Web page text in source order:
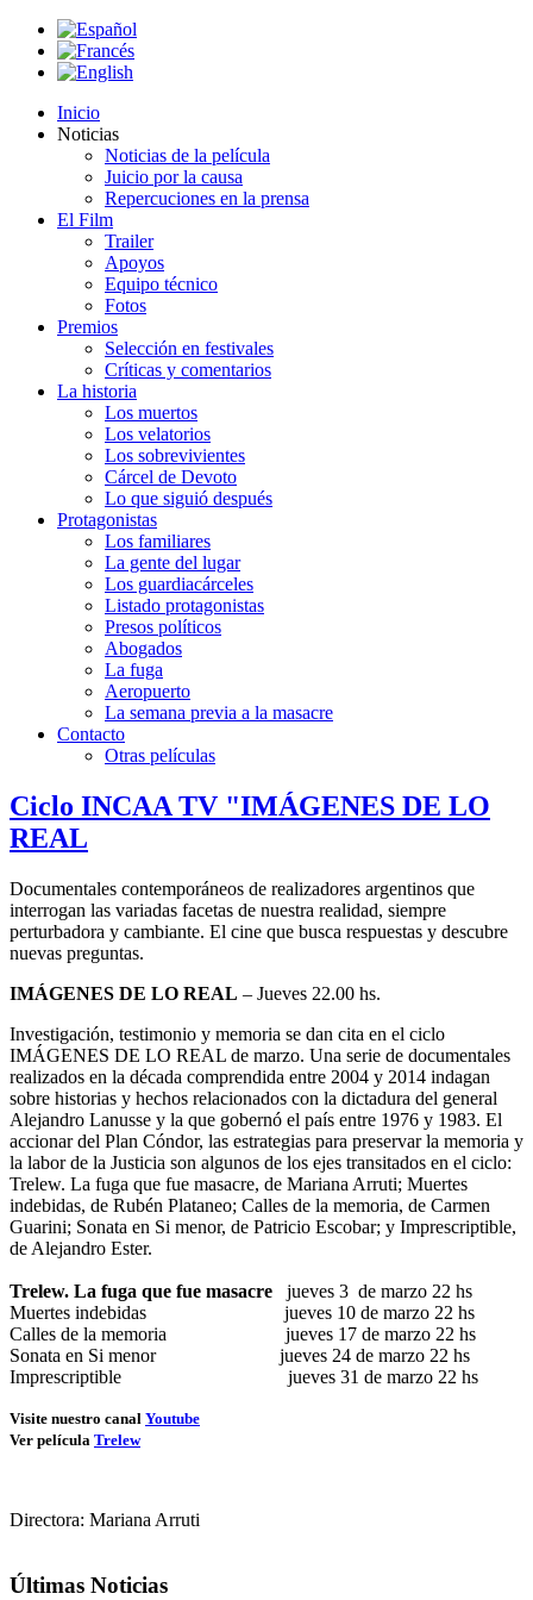
Inicio
Noticias
Noticias de la película
Juicio por la causa
Repercuciones en la prensa
El Film
Trailer
Apoyos
Equipo técnico
Fotos
Premios
Selección en festivales
Críticas y comentarios
La historia
Los muertos
Los velatorios
Los sobrevivientes
Cárcel de Devoto
Lo que siguió después
Protagonistas
Los familiares
La gente del lugar
Los guardiacárceles
Listado protagonistas
Presos políticos
Abogados
La fuga
Aeropuerto
La semana previa a la masacre
Contacto
Otras películas
Ciclo INCAA TV "IMÁGENES DE LO
REAL
Documentales contemporáneos de realizadores argentinos que
interrogan las variadas facetas de nuestra realidad, siempre
perturbadora y cambiante. El cine que busca respuestas y descubre
nuevas preguntas.
IMÁGENES DE LO REAL – Jueves 22.00 hs.
Investigación, testimonio y memoria se dan cita en el ciclo
IMÁGENES DE LO REAL de marzo. Una serie de documentales
realizados en la década comprendida entre 2004 y 2014 indagan
sobre historias y hechos relacionados con la dictadura del general
Alejandro Lanusse y la que gobernó el país entre 1976 y 1983. El
accionar del Plan Cóndor, las estrategias para preservar la memoria y
la labor de la Justicia son algunos de los ejes transitados en el ciclo:
Trelew. La fuga que fue masacre, de Mariana Arruti; Muertes
indebidas, de Rubén Plataneo; Calles de la memoria, de Carmen
Guarini; Sonata en Si menor, de Patricio Escobar; y Imprescriptible,
de Alejandro Ester.
Trelew. La fuga que fue masacre jueves 3 de marzo 22 hs
Muertes indebidas jueves 10 de marzo 22 hs
Calles de la memoria jueves 17 de marzo 22 hs
Sonata en Si menor jueves 24 de marzo 22 hs
Imprescriptible jueves 31 de marzo 22 hs
Visite nuestro canal Youtube
Ver película Trelew
Directora: Mariana Arruti
Últimas Noticias